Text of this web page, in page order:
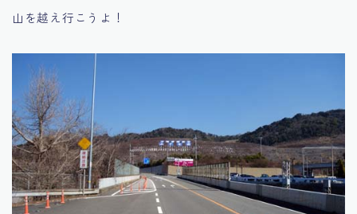
山を越え行こうよ！